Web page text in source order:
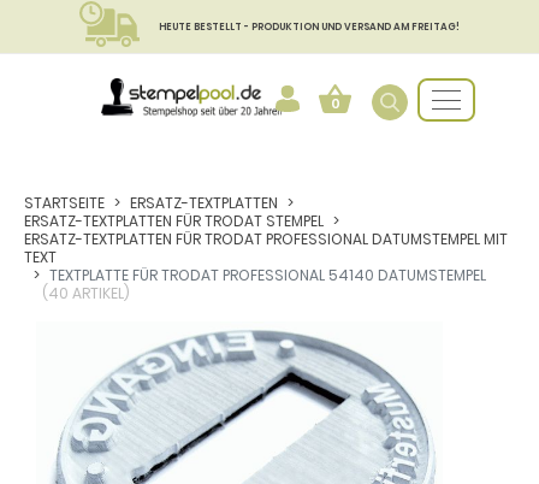
HEUTE BESTELLT - PRODUKTION UND VERSAND AM FREITAG!
0
STARTSEITE
ERSATZ-TEXTPLATTEN
ERSATZ-TEXTPLATTEN FÜR TRODAT STEMPEL
ERSATZ-TEXTPLATTEN FÜR TRODAT PROFESSIONAL DATUMSTEMPEL MIT
TEXT
TEXTPLATTE FÜR TRODAT PROFESSIONAL 54140 DATUMSTEMPEL
(40 ARTIKEL)